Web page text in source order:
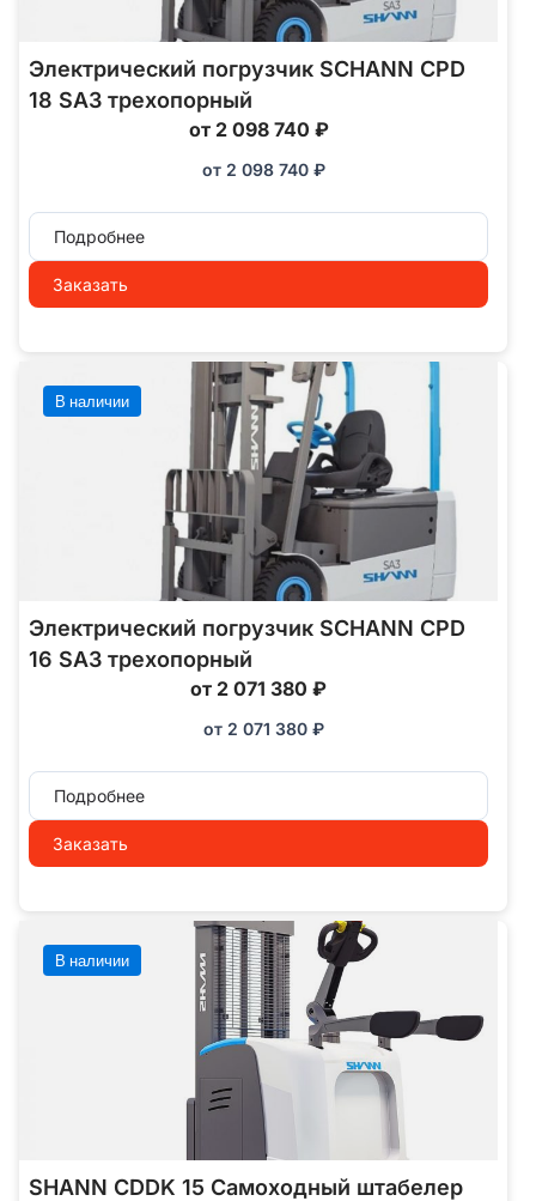
Электрический погрузчик SCHANN CPD
18 SA3 трехопорный
от 2 098 740 ₽
от 2 098 740 ₽
Подробнее
Заказать
В наличии
Электрический погрузчик SCHANN CPD
16 SA3 трехопорный
от 2 071 380 ₽
от 2 071 380 ₽
Подробнее
Заказать
В наличии
SHANN CDDK 15 Самоходный штабелер